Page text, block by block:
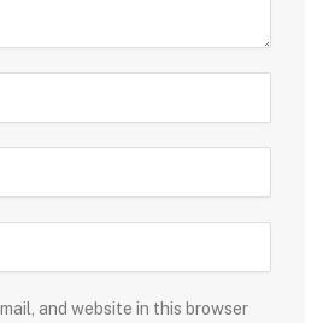
and website in this browser